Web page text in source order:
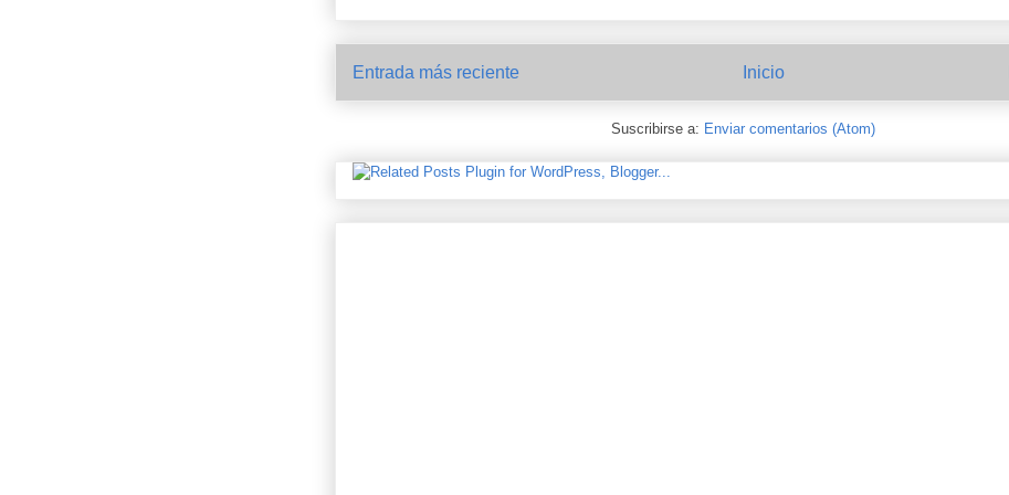
Entrada más reciente Inicio
Suscribirse a: Enviar comentarios (Atom)